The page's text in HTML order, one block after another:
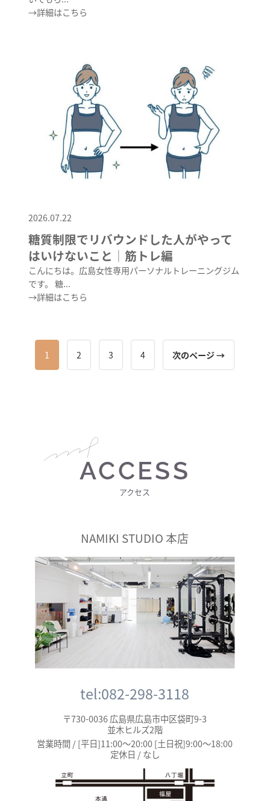
→詳細はこちら
2026.07.22
糖質制限でリバウンドした人がやって
はいけないこと│筋トレ編
こんにちは。広島女性専用パーソナルトレーニングジム
です。 糖...
→詳細はこちら
1 2 3 4 次のページ →
ACCESS
アクセス
NAMIKI STUDIO 本店
tel:082-298-3118
〒730-0036 広島県広島市中区袋町9-3
並木ヒルズ2階
営業時間 / [平日]11:00～20:00 [土日祝]9:00～18:00
定休日 / なし